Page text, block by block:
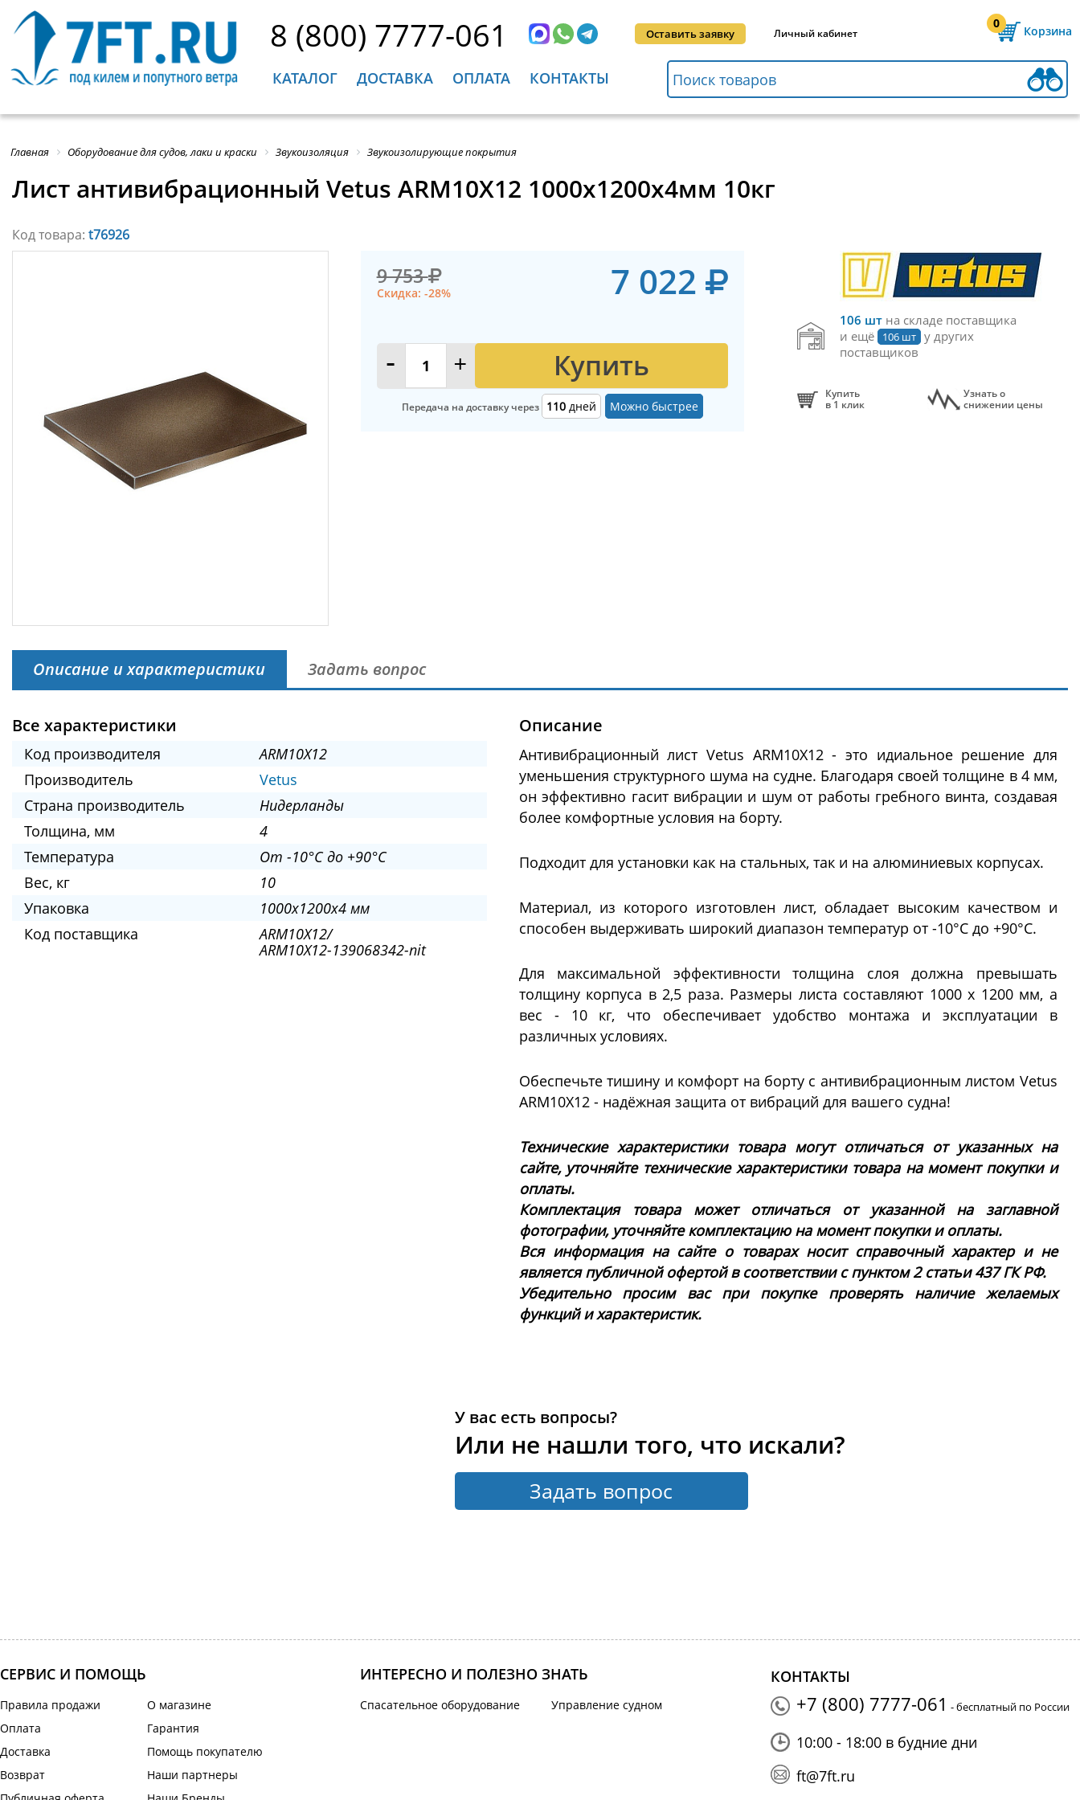
8 (800) 7777-061 Оставить заявку Личный кабинет
0
Корзина
КАТАЛОГ ДОСТАВКА ОПЛАТА КОНТАКТЫ
Главная Оборудование для судов, лаки и краски Звукоизоляция Звукоизолирующие покрытия
Лист антивибрационный Vetus ARM10X12 1000x1200x4мм 10кг
Код товара: t76926
9 753
Скидка: -28% 7 022
- + Купить
Передача на доставку через 110 дней Можно быстрее
106 шт на складе поставщика
и ещё 106 шт у других
поставщиков
Купить
в 1 клик
Узнать о
снижении цены
Описание и характеристики Задать вопрос
Все характеристики
Код производителя
ARM10X12
Производитель
Vetus
Страна производитель
Нидерланды
Толщина, мм
4
Температура
От -10°C до +90°C
Вес, кг
10
Упаковка
1000x1200x4 мм
Код поставщика
ARM10X12/
ARM10X12-139068342-nit
Описание
Антивибрационный лист Vetus ARM10X12 - это идиальное решение для
уменьшения структурного шума на судне. Благодаря своей толщине в 4 мм,
он эффективно гасит вибрации и шум от работы гребного винта, создавая
более комфортные условия на борту.
Подходит для установки как на стальных, так и на алюминиевых корпусах.
Материал, из которого изготовлен лист, обладает высоким качеством и
способен выдерживать широкий диапазон температур от -10°C до +90°C.
Для максимальной эффективности толщина слоя должна превышать
толщину корпуса в 2,5 раза. Размеры листа составляют 1000 x 1200 мм, а
вес - 10 кг, что обеспечивает удобство монтажа и эксплуатации в
различных условиях.
Обеспечьте тишину и комфорт на борту с антивибрационным листом Vetus
ARM10X12 - надёжная защита от вибраций для вашего судна!
Технические характеристики товара могут отличаться от указанных на
сайте, уточняйте технические характеристики товара на момент покупки и
оплаты.
Комплектация товара может отличаться от указанной на заглавной
фотографии, уточняйте комплектацию на момент покупки и оплаты.
Вся информация на сайте о товарах носит справочный характер и не
является публичной офертой в соответствии с пунктом 2 статьи 437 ГК РФ.
Убедительно просим вас при покупке проверять наличие желаемых
функций и характеристик.
У вас есть вопросы?
Или не нашли того, что искали?
Задать вопрос
СЕРВИС И ПОМОЩЬ
Правила продажи
Оплата
Доставка
Возврат
О магазине
Гарантия
Помощь покупателю
Наши партнеры
ИНТЕРЕСНО И ПОЛЕЗНО ЗНАТЬ
Спасательное оборудование Управление судном
КОНТАКТЫ
+7 (800) 7777-061 - бесплатный по России
10:00 - 18:00 в будние дни
ft@7ft.ru